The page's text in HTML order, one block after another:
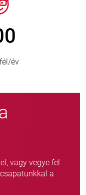
000
változat
vagy vegye fel
a